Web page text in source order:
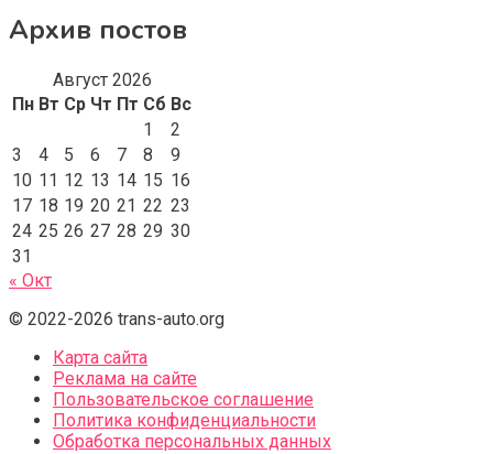
Архив постов
Август 2026
Пн Вт Ср Чт Пт Сб Вс
1
2
3
4 5 6 7 8
9
10 11 12 13 14 15 16
17 18 19 20 21 22 23
24 25 26 27 28 29 30
31
« Окт
© 2022-2026 trans-auto.org
Карта сайта
Реклама на сайте
Пользовательское соглашение
Политика конфиденциальности
Обработка персональных данных